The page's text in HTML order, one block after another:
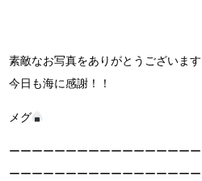
素敵なお写真をありがとうございます
今日も海に感謝！！
メグ
ーーーーーーーーーーーーーーーー
ーーーーーーーーーーーーーーーー